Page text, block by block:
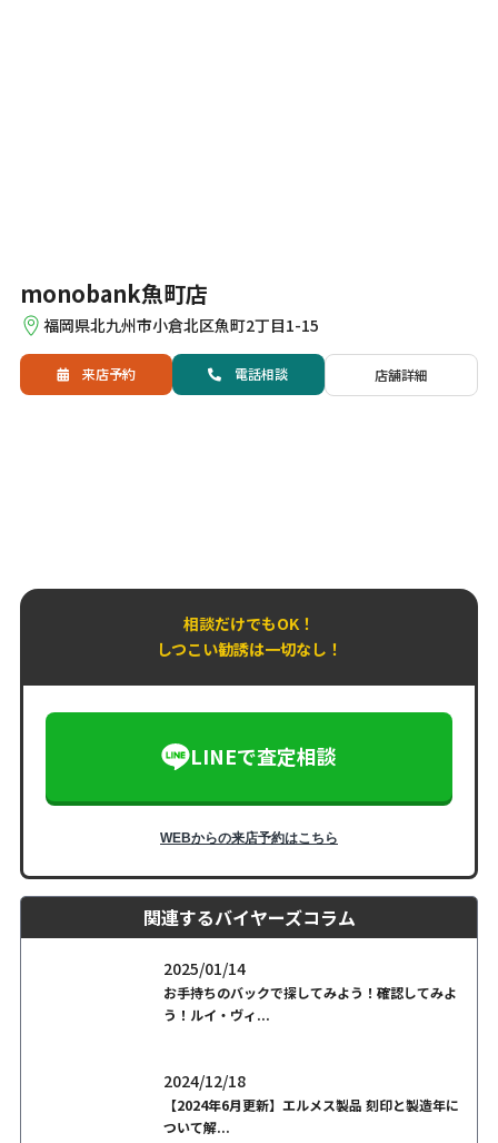
monobank魚町店
福岡県北九州市小倉北区魚町2丁目1-15
来店予約 電話相談 店舗詳細
相談だけでもOK！
しつこい勧誘は一切なし！
LINEで査定相談
WEBからの来店予約はこちら
関連するバイヤーズコラム
2025/01/14
お手持ちのバックで探してみよう！確認してみよ
う！ルイ・ヴィ...
2024/12/18
【2024年6月更新】エルメス製品 刻印と製造年に
ついて解...